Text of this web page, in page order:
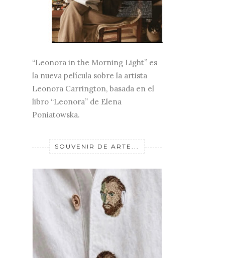
“Leonora in the Morning Light” es
la nueva película sobre la artista
Leonora Carrington, basada en el
libro “Leonora” de Elena
Poniatowska.
SOUVENIR DE ARTE...